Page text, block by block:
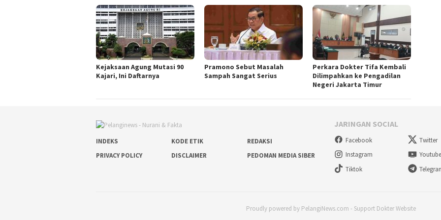
Kejaksaan Agung Mutasi 90
Kajari, Ini Daftarnya
Pramono Sebut Masalah
Sampah Sangat Serius
Perkara Dokter Tifa Kembali
Dilimpahkan ke Pengadilan
Negeri Jakarta Timur
INDEKS KODE ETIK
REDAKSI
PRIVACY POLICY
DISCLAIMER PEDOMAN MEDIA SIBER
JARINGAN SOCIAL
Facebook Twitter
Instagram
Youtube
Tiktok
Proudly powered by PelangiNews.com - Support Dokter Website